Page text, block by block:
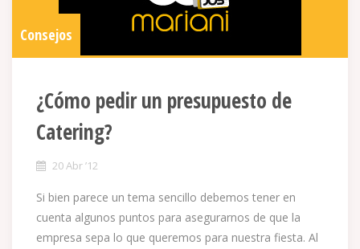
Consejos
¿Cómo pedir un presupuesto de
Catering?
20 Abr ’12
Si bien parece un tema sencillo debemos tener en
cuenta algunos puntos para asegurarnos de que la
empresa sepa lo que queremos para nuestra fiesta. Al